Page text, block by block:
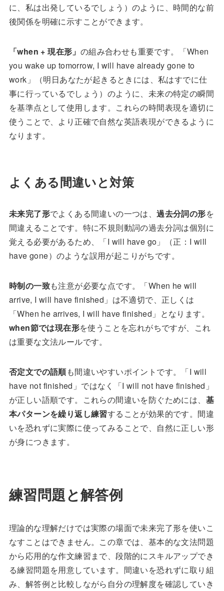
に、私は出発しているでしょう）のように、時間的な前
後関係を明確に示すことができます。
「when + 現在形」 の組み合わせも重要です。「When
you wake up tomorrow, I will have already gone to
work」（明日あなたが起きるときには、私はすでに仕
事に行っているでしょう）のように、未来の特定の瞬間
を基準点として使用します。これらの時間表現を適切に
使うことで、より正確で自然な英語表現ができるように
なります。
よくある間違いと対策
未来完了形でよくある間違いの一つは、過去分詞の形を
間違えることです。特に不規則動詞の過去分詞は個別に
覚える必要があるため、「I will have go」（正：I will
have gone）のような誤用が起こりがちです。
時制の一致も注意が必要な点です。「When he will
arrive, I will have finished」は不適切で、正しくは
「When he arrives, I will have finished」となります。
when節では現在形を使うことを忘れがちですが、これ
は重要な文法ルールです。
否定文での語順も間違いやすいポイントです。「I will
have not finished」ではなく「I will not have finished」
が正しい語順です。これらの間違いを防ぐためには、 基
本パターンを繰り返し練習することが効果的です。間違
いを恐れずに実際に使ってみることで、自然に正しい形
が身につきます。
練習問題と解答例
理論的な理解だけでは実際の場面で未来完了形を使いこ
なすことはできません。この章では、基本的な文法問題
から応用的な作文練習まで、段階的にスキルアップでき
る練習問題を用意しています。間違いを恐れずに取り組
み、解答例と比較しながら自分の理解度を確認していき